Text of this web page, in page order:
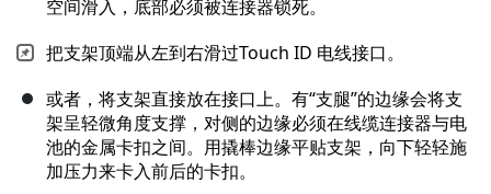
空间滑入，底部必须被连接器锁死。
把支架顶端从左到右滑过Touch ID 电线接口。
或者，将支架直接放在接口上。有“支腿”的边缘会将支
架呈轻微角度支撑，对侧的边缘必须在线缆连接器与电
池的金属卡扣之间。用撬棒边缘平贴支架，向下轻轻施
加压力来卡入前后的卡扣。